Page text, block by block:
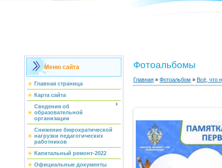
Меню сайта
Главная страница
Карта сайта
Сведения об
образовательной
организации
Снижение бюрократической
нагрузки педагогических
работников
Капитальный ремонт-2022
Официальные документы
Фотоальбомы
Главная » Фотоальбом » Всё, что